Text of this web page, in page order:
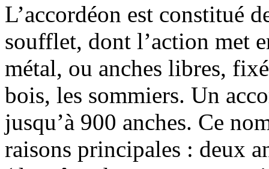
L’accordéon est constitué
soufflet, dont l’action met
métal, ou anches libres,
bois, les sommiers. Un
jusqu’à 900 anches. Ce
raisons principales : deux